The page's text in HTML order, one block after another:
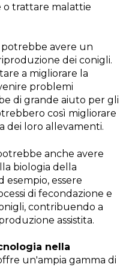
trattare malattie
avere un
dei conigli.
a migliorare la
problemi
di grande aiuto per gli
così migliorare
dei loro allevamenti.
anche avere
biologia della
esempio, essere
di fecondazione e
contribuendo a
assistita.
nella
un'ampia gamma di